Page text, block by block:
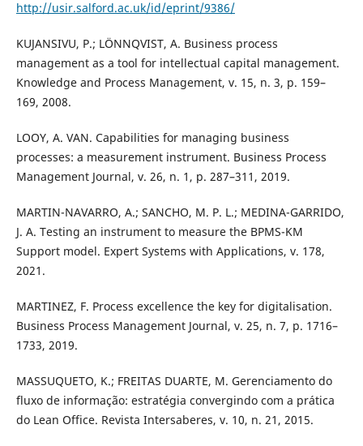
http://usir.salford.ac.uk/id/eprint/9386/
KUJANSIVU, P.; LÖNNQVIST, A. Business process
management as a tool for intellectual capital management.
Knowledge and Process Management, v. 15, n. 3, p. 159–
169, 2008.
LOOY, A. VAN. Capabilities for managing business
processes: a measurement instrument. Business Process
Management Journal, v. 26, n. 1, p. 287–311, 2019.
MARTIN-NAVARRO, A.; SANCHO, M. P. L.; MEDINA-GARRIDO,
J. A. Testing an instrument to measure the BPMS-KM
Support model. Expert Systems with Applications, v. 178,
2021.
MARTINEZ, F. Process excellence the key for digitalisation.
Business Process Management Journal, v. 25, n. 7, p. 1716–
1733, 2019.
MASSUQUETO, K.; FREITAS DUARTE, M. Gerenciamento do
fluxo de informação: estratégia convergindo com a prática
do Lean Office. Revista Intersaberes, v. 10, n. 21, 2015.